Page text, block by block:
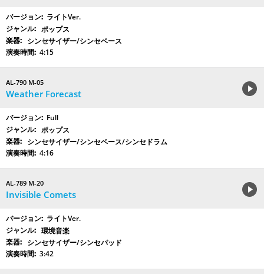
ライトVer.
ポップス
シンセサイザー/シンセベース
4:15
AL-790 M-05
Weather Forecast
Full
ポップス
シンセサイザー/シンセベース/シンセドラム
4:16
AL-789 M-20
Invisible Comets
ライトVer.
環境音楽
シンセサイザー/シンセパッド
3:42